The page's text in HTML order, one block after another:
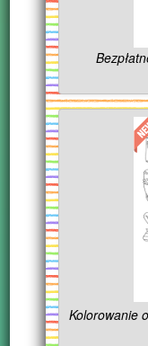
Kolorowanie